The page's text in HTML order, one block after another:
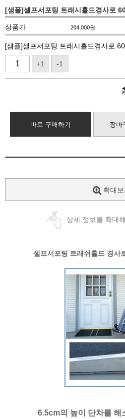
[샘플]셀프서포팅 트래시홀드경사로
상품가 204,000원
[샘플]셀프서포팅 트래시홀드경사로
+1 -1
바로 구매하기 장바
확대보
상세 정보를 확대
셀프서포팅 트래쉬홀드 경사
6.5cm의 높이 단차를 해